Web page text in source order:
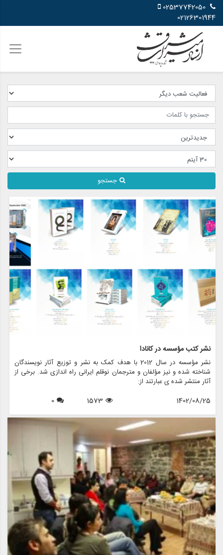
02126301944
جستجو
نشر کتب مؤسسه در کانادا
نشر مؤسسه در سال 2012 با هدف کمک به نشر و توزیع آثار نویسندگان
شناخته شده و نیز مؤلفان و مترجمان نوقلم ایرانی راه اندازی شد. برخی از
آثار منتشر شده ی عبارتند از:
1402/08/25
1573
0